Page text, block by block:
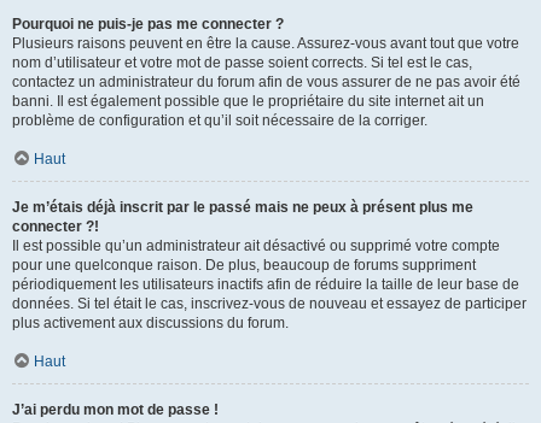
Pourquoi ne puis-je pas me connecter ?
Plusieurs raisons peuvent en être la cause. Assurez-vous avant tout que votre
nom d’utilisateur et votre mot de passe soient corrects. Si tel est le cas,
contactez un administrateur du forum afin de vous assurer de ne pas avoir été
banni. Il est également possible que le propriétaire du site internet ait un
problème de configuration et qu’il soit nécessaire de la corriger.
Haut
Je m’étais déjà inscrit par le passé mais ne peux à présent plus me
connecter ?!
Il est possible qu’un administrateur ait désactivé ou supprimé votre compte
pour une quelconque raison. De plus, beaucoup de forums suppriment
périodiquement les utilisateurs inactifs afin de réduire la taille de leur base de
données. Si tel était le cas, inscrivez-vous de nouveau et essayez de participer
plus activement aux discussions du forum.
Haut
J’ai perdu mon mot de passe !